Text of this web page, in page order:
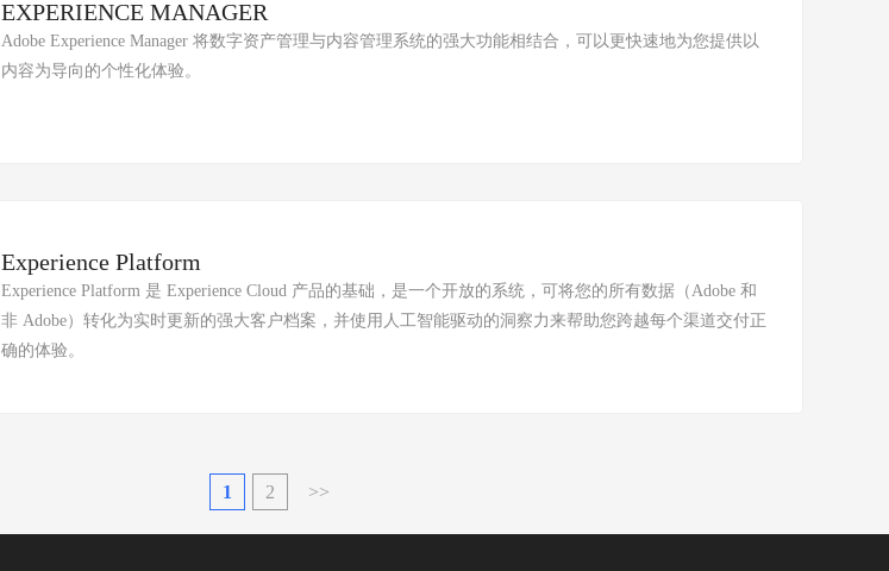
EXPERIENCE MANAGER
Adobe Experience Manager 将数字资产管理与内容管理系统的强大功能相结合，可以更快速地为您提供以
内容为导向的个性化体验。
Experience Platform
Experience Platform 是 Experience Cloud 产品的基础，是一个开放的系统，可将您的所有数据（Adobe 和
非 Adobe）转化为实时更新的强大客户档案，并使用人工智能驱动的洞察力来帮助您跨越每个渠道交付正
确的体验。
1 2 >>